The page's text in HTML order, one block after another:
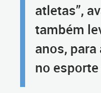
atletas”,
também
anos,
no